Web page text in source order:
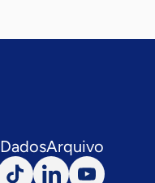
DadosArquivo